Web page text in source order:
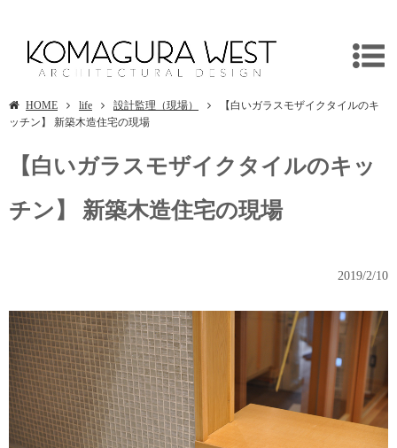
HOME life 設計監理（現場）
【白いガラスモザイクタイルのキ
ッチン】 新築木造住宅の現場
【白いガラスモザイクタイルのキッ
チン】 新築木造住宅の現場
2019/2/10